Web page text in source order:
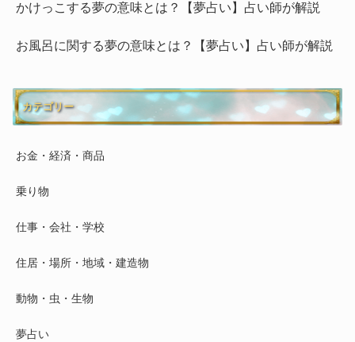
かけっこする夢の意味とは？【夢占い】占い師が解説
お風呂に関する夢の意味とは？【夢占い】占い師が解説
カテゴリー
お金・経済・商品
乗り物
仕事・会社・学校
住居・場所・地域・建造物
動物・虫・生物
夢占い